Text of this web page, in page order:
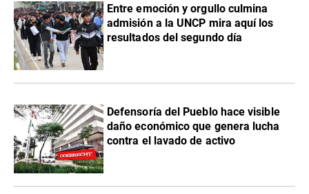
Entre emoción y orgullo culmina
admisión a la UNCP mira aquí los
resultados del segundo día
Defensoría del Pueblo hace visible
daño económico que genera lucha
contra el lavado de activo